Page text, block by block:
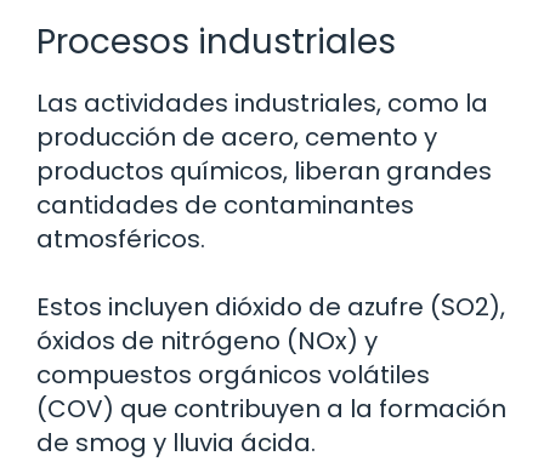
Procesos industriales
Las actividades industriales, como la
producción de acero, cemento y
productos químicos, liberan grandes
cantidades de contaminantes
atmosféricos.
Estos incluyen dióxido de azufre (SO2),
óxidos de nitrógeno (NOx) y
compuestos orgánicos volátiles
(COV) que contribuyen a la formación
de smog y lluvia ácida.